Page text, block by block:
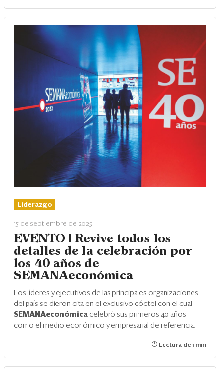
Liderazgo
15 de septiembre de 2025
EVENTO | Revive todos los
detalles de la celebración por
los 40 años de
SEMANAeconómica
Los líderes y ejecutivos de las principales organizaciones
del país se dieron cita en el exclusivo cóctel con el cual
SEMANAeconómica celebró sus primeros 40 años
como el medio económico y empresarial de referencia.
Lectura de 1 min